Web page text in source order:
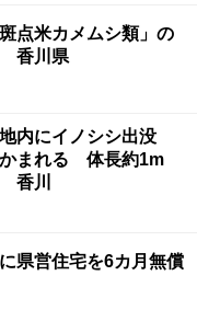
点米カメムシ類」の
香川県
内にイノシシ出没
かまれる 体長約1m
香川
県営住宅を6カ月無償